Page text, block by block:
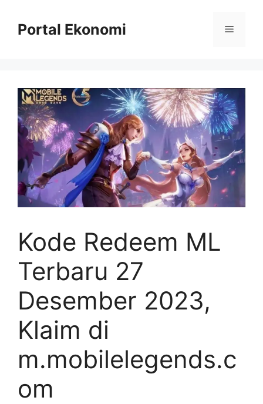
Portal Ekonomi Menu
Kode Redeem ML
Terbaru 27
Desember 2023,
Klaim di
m.mobilelegends.c
om